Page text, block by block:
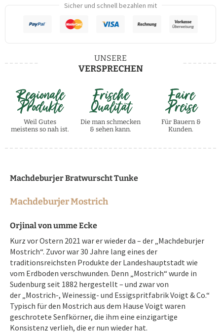
Sicher und schnell bezahlen mit
UNSERE
VERSPRECHEN
Regionale
Produkte
Weil Gutes
meistens so nah ist.
Frische
Qualität
Die man schmecken
& sehen kann.
Faire
Preise
Für Bauern &
Kunden.
Machdeburjer Bratwurscht Tunke
Machdeburjer Mostrich
Orjinal von umme Ecke
Kurz vor Ostern 2021 war er wieder da – der „Machdeburjer
Mostrich“. Zuvor war 30 Jahre lang eines der
traditionsreichsten Produkte der Landeshauptstadt wie
vom Erdboden verschwunden. Denn „Mostrich“ wurde in
Sudenburg seit 1882 hergestellt – und zwar von
der „Mostrich-, Weinessig- und Essigspritfabrik Voigt & Co.“
Typisch für den Mostrich aus dem Hause Voigt waren
geschrotete Senfkörner, die ihm eine einzigartige
Konsistenz verlieh, die er nun wieder hat.